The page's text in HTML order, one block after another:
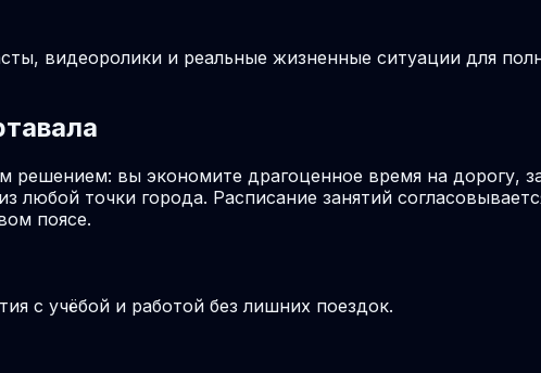
видеоролики и реальные жизненные ситуации для
решением: вы экономите драгоценное время на дорогу,
любой точки города. Расписание занятий
поясе.
с учёбой и работой без лишних поездок.